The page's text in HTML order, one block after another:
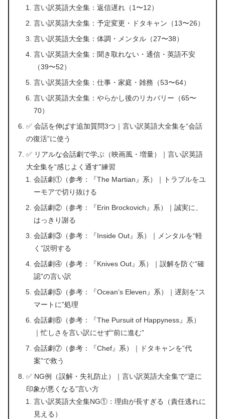
言い訳英語大全集：返信遅れ（1〜12）
言い訳英語大全集：予定変更・ドタキャン（13〜26）
言い訳英語大全集：体調・メンタル（27〜38）
言い訳英語大全集：聞き取れない・通信・英語不安
（39〜52）
言い訳英語大全集：仕事・家庭・雑務（53〜64）
言い訳英語大全集：やらかし後のリカバリー（65〜
70）
✅ 会話を伸ばす追加質問3つ｜言い訳英語大全集を“会話
の復活”に使う
✅ リアルな会話劇で学ぶ（映画風・増量）｜言い訳英語
大全集を“感じよく通す”練習
会話劇①（参考：『The Martian』系）｜トラブルをユ
ーモアで切り抜ける
会話劇②（参考：『Erin Brockovich』系）｜誠実に、
はっきり謝る
会話劇③（参考：『Inside Out』系）｜メンタルを“軽
く”説明する
会話劇④（参考：『Knives Out』系）｜誤解を防ぐ“確
認”の言い訳
会話劇⑤（参考：『Ocean’s Eleven』系）｜遅刻を“ス
マートに”処理
会話劇⑥（参考：『The Pursuit of Happyness』系）
｜忙しさを言い訳にせず“前に進む”
会話劇⑦（参考：『Chef』系）｜ドタキャンを“代
案”で救う
✅ NG例（誤解・失礼防止）｜言い訳英語大全集で“逆に
印象が悪くなる”言い方
言い訳英語大全集NG①：理由が長すぎる（責任逃れに
見える）